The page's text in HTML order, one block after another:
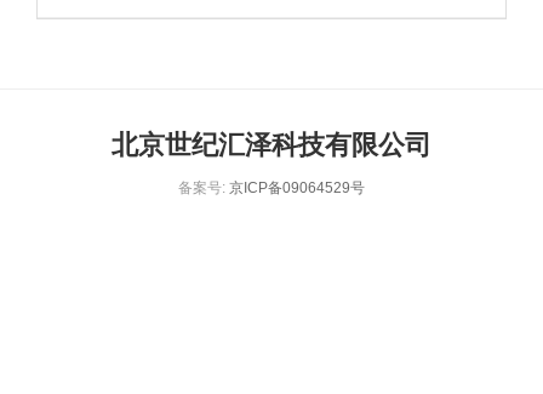
北京世纪汇泽科技有限公司
备案号: 京ICP备09064529号